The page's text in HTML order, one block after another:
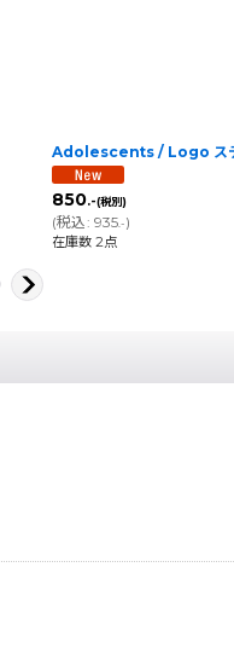
Adolescents / Logo ス
850.-(税別)
(税込: 935.-)
在庫数 2点